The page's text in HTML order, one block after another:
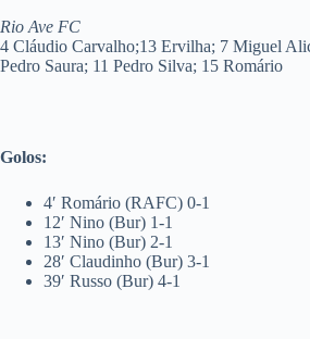
Rio Ave FC
4 Cláudio Carvalho;13 Ervilha; 7 Miguel
Pedro Saura; 11 Pedro Silva; 15 Romário
Golos:
4′ Romário (RAFC) 0-1
12′ Nino (Bur) 1-1
13′ Nino (Bur) 2-1
28′ Claudinho (Bur) 3-1
39′ Russo (Bur) 4-1